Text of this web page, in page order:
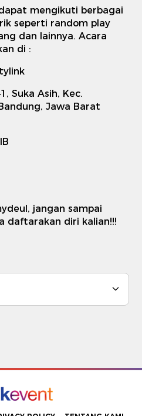
mengikuti berbagai
seperti random play
dan lainnya. Acara
di :
Suka Asih, Kec.
Jawa Barat
jangan sampai
daftarakan diri kalian!!!